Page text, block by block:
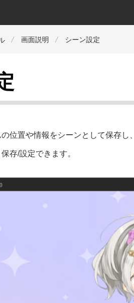
画面説明 シーン設定
位置や情報をシーンとして保存
存/設定できます。